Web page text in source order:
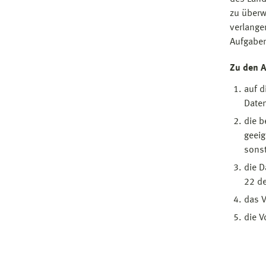
zu
Zu den
auf
die
die
22
das
die